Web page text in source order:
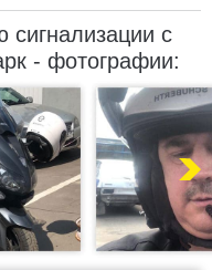
с
- фотографии: